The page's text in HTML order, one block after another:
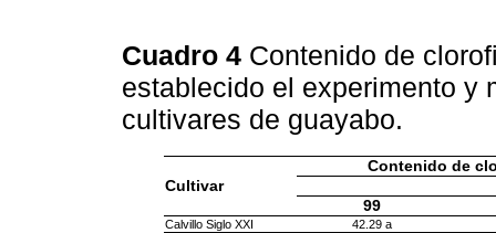
Cuadro 4 Contenido de
establecido el experimento y
cultivares de guayabo.
Cultivar
Contenido de
99
Calvillo Siglo XXI
42.29 a